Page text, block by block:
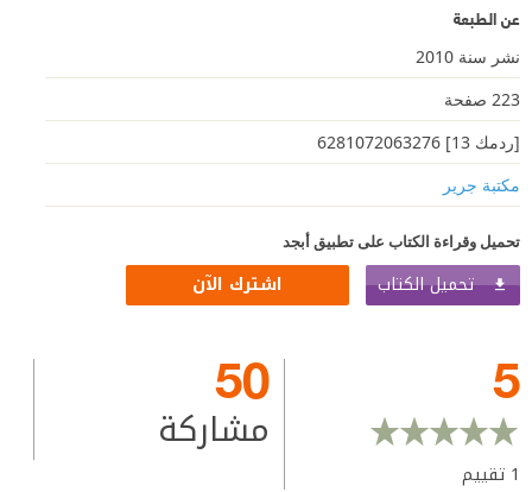
عن الطبعة
نشر سنة 2010
223 صفحة
[ردمك 13] ‎6281072063276‎‎
مكتبة جرير
تحميل وقراءة الكتاب على تطبيق أبجد
تحميل الكتاب اشترك الآن
5
1 تقييم
50
مشاركة